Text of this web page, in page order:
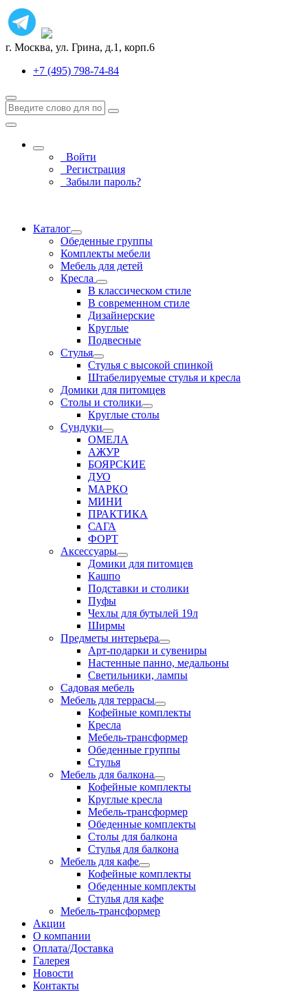
г. Москва, ул. Грина, д.1, корп.6
+7 (495) 798-74-84
Войти
Регистрация
Забыли пароль?
Каталог
Обеденные группы
Комплекты мебели
Мебель для детей
Кресла
В классическом стиле
В современном стиле
Дизайнерские
Круглые
Подвесные
Стулья
Стулья с высокой спинкой
Штабелируемые стулья и кресла
Домики для питомцев
Столы и столики
Круглые столы
Сундуки
ОМЕЛА
АЖУР
БОЯРСКИЕ
ДУО
МАРКО
МИНИ
ПРАКТИКА
САГА
ФОРТ
Аксессуары
Домики для питомцев
Кашпо
Подставки и столики
Пуфы
Чехлы для бутылей 19л
Ширмы
Предметы интерьера
Арт-подарки и сувениры
Настенные панно, медальоны
Светильники, лампы
Садовая мебель
Мебель для террасы
Кофейные комплекты
Кресла
Мебель-трансформер
Обеденные группы
Стулья
Мебель для балкона
Кофейные комплекты
Круглые кресла
Мебель-трансформер
Обеденные комплекты
Столы для балкона
Стулья для балкона
Мебель для кафе
Кофейные комплекты
Обеденные комплекты
Стулья для кафе
Мебель-трансформер
Акции
О компании
Оплата/Доставка
Галерея
Новости
Контакты